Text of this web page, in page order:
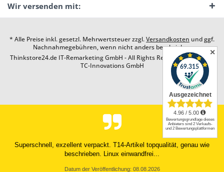
Wir versenden mit:
* Alle Preise inkl. gesetzl. Mehrwertsteuer zzgl.Versandkosten und ggf.
Nachnahmegebühren, wenn nicht anders beschrieben
Thinkstore24.de IT-Remarketing GmbH - All Rights Reserved. Design by
TC-Innovations GmbH
Die Lieferung war sehr schnell und die Qualität war entsprechend der
Darstellung
Datum der Veröffentlichung: 08.08.2026
✕